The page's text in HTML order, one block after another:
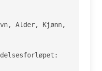
Alder, Kjønn,